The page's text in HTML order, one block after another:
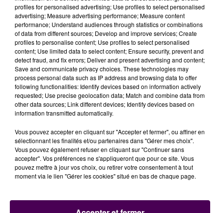
vente à l'Etat via la caisse des dépôts et des
consignations comme pas mal d'autres en France ?
Thierry Cozic affirme qu'un hôtel ainsi situé est"à
coup sûr rentable"ne serait-ce que par rapport à sa
proximité avec le circuit des 24 Heures du Mans, mais
aussi pour accueillir les utilisateurs de la base de loisirs
voisine, la seule de toute l'agglomération mancelle, où
l'on puisse à la fois pratiquer kayak, voile, escalade ou
encore tir à l'arc.
Écouter le podcast
profiles for personalised advertising; Use profiles to select personalised
advertising; Measure advertising performance; Measure content
performance; Understand audiences through statistics or combinations
of data from different sources; Develop and improve services; Create
profiles to personalise content; Use profiles to select personalised
content; Use limited data to select content; Ensure security, prevent and
detect fraud, and fix errors; Deliver and present advertising and content;
Save and communicate privacy choices. These technologies may
process personal data such as IP address and browsing data to offer
following functionalities: Identify devices based on information actively
requested; Use precise geolocation data; Match and combine data from
other data sources; Link different devices; Identify devices based on
information transmitted automatically.
Vous pouvez accepter en cliquant sur "Accepter et fermer", ou affiner en
sélectionnant les finalités et/ou partenaires dans "Gérer mes choix".
Vous pouvez également refuser en cliquant sur "Continuer sans
accepter". Vos préférences ne s'appliqueront que pour ce site. Vous
pouvez mettre à jour vos choix, ou retirer votre consentement à tout
moment via le lien "Gérer les cookies" situé en bas de chaque page.